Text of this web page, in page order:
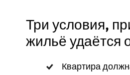
Три условия,
жильё удаётся
Квартира